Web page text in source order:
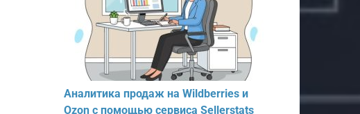
Аналитика продаж на Wildberries и
Ozon с помощью сервиса Sellerstats